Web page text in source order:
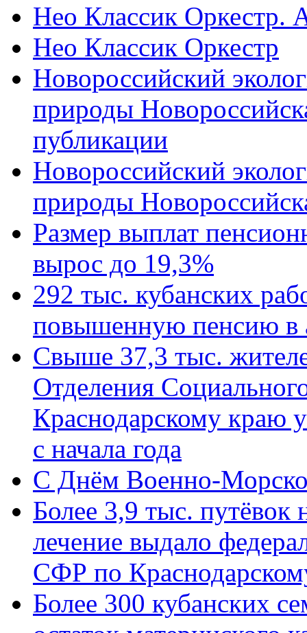
Нео Классик Оркестр.
Нео Классик Оркестр
Новороссийский
природы
публикации
Новороссийский
природы
Размер выплат
вырос до 19,3%
292 тыс. кубанских
повышенную пенсию в
Свыше 37,3 тыс.
Отделения
Краснодарскому краю
с начала года
C Днём Военно-
Более 3,9 тыс. путёвок
лечение выдало
СФР по
Более 300 кубанских